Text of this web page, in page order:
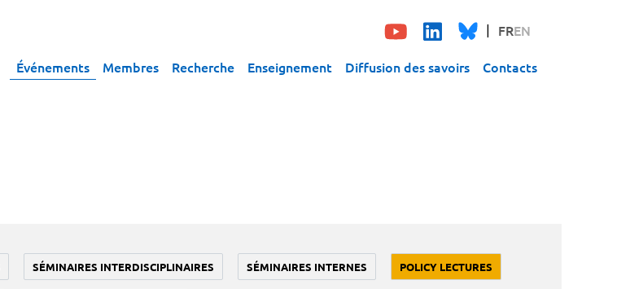
FREN
Événements Membres Recherche Enseignement Diffusion des savoirs Contacts
SÉMINAIRES INTERDISCIPLINAIRES SÉMINAIRES INTERNES POLICY LECTURES